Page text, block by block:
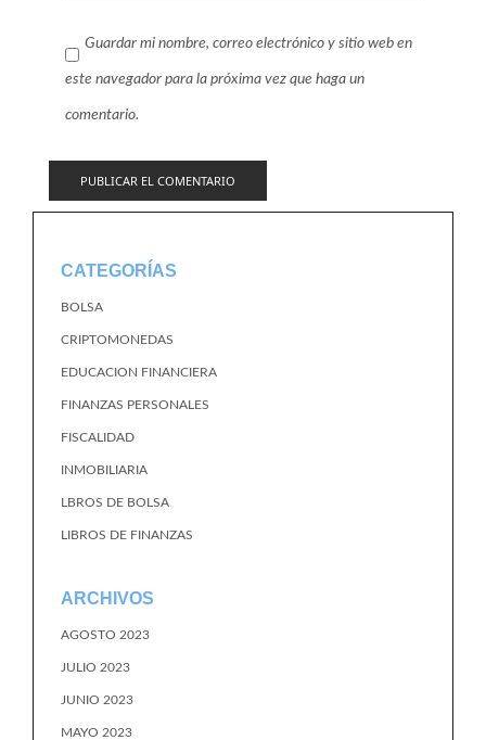
Guardar mi nombre, correo electrónico y sitio web en
este navegador para la próxima vez que haga un
comentario.
CATEGORÍAS
BOLSA
CRIPTOMONEDAS
EDUCACION FINANCIERA
FINANZAS PERSONALES
FISCALIDAD
INMOBILIARIA
LBROS DE BOLSA
LIBROS DE FINANZAS
ARCHIVOS
AGOSTO 2023
JULIO 2023
JUNIO 2023
MAYO 2023